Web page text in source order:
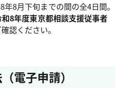
8月下旬までの間の全4日間。
8年度東京都相談支援従事者
認ください。
電子申請）